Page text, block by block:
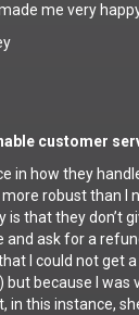
me very
customer
in how they
robust than I
is that they don’t
ask for a
I could not get
because I was
in this instance,